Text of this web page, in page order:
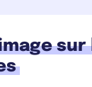
sur